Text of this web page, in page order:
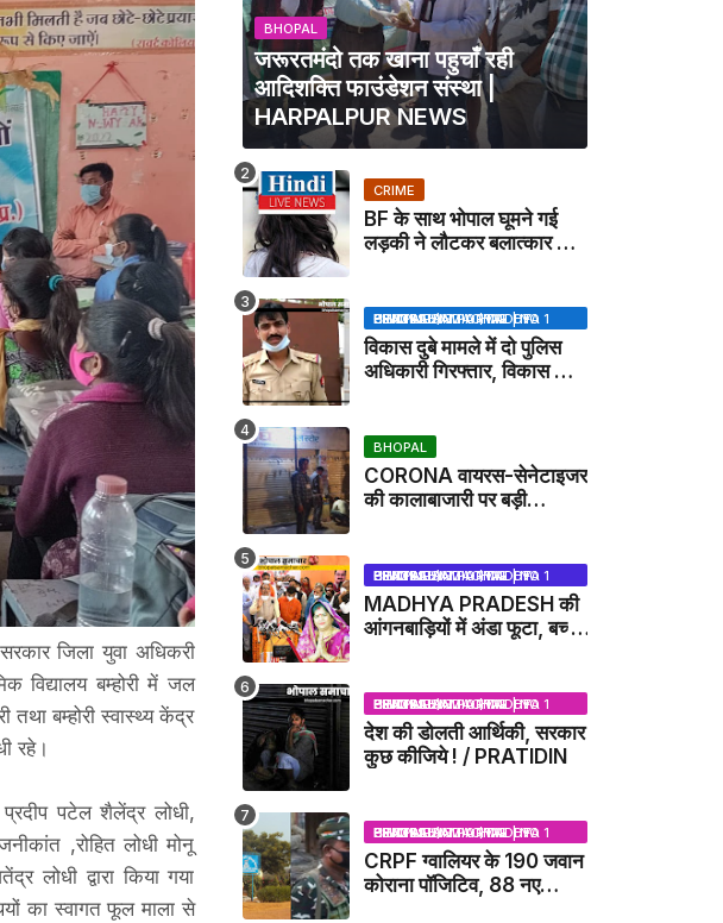
जिला युवा अधिकरी
विद्यालय बम्होरी में जल
बम्होरी स्वास्थ्य केंद्र
रहे।
पटेल शैलेंद्र लोधी,
,रोहित लोधी मोनू
लोधी द्वारा किया गया
का स्वागत फूल माला से
BHOPAL
जरूरतमंदो तक खाना पहुचाँ रही
आदिशक्ति फाउंडेशन संस्था |
HARPALPUR NEWS
CRIME
BF के साथ भोपाल घूमने गई
लड़की ने लौटकर बलात्कार का
BHOPAL SAMACHAR | NO 1 HINDI NEWS PORTAL OF CENTRAL INDIA (MADHYA PRADESH)
विकास दुबे मामले में दो पुलिस
अधिकारी गिरफ्तार, विकास की
BHOPAL
CORONA वायरस-सेनेटाइजर
की कालाबाजारी पर बड़ी
BHOPAL SAMACHAR | NO 1 HINDI NEWS PORTAL OF CENTRAL INDIA (MADHYA PRADESH)
MADHYA PRADESH की
आंगनबाड़ियों में अंडा फूटा, बच्चों
BHOPAL SAMACHAR | NO 1 HINDI NEWS PORTAL OF CENTRAL INDIA (MADHYA PRADESH)
देश की डोलती आर्थिकी, सरकार
कुछ कीजिये ! / PRATIDIN
BHOPAL SAMACHAR | NO 1 HINDI NEWS PORTAL OF CENTRAL INDIA (MADHYA PRADESH)
CRPF ग्वालियर के 190 जवान
कोराना पॉजिटिव, 88 नए